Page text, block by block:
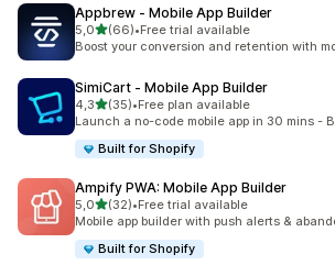
Appbrew ‑ Mobile App Builder
5,0av 5 stjerner
(66)
Totalt 66 omtaler
•Free trial available
Boost your conversion and retention with
SimiCart ‑ Mobile App Builder
4,3av 5 stjerner
(35)
Totalt 35 omtaler
•Free plan available
Launch a no-code mobile app in 30 mins -
Built for Shopify
Ampify PWA: Mobile App Builder
5,0av 5 stjerner
(32)
Totalt 32 omtaler
•Free trial available
Mobile app builder with push alerts &
Built for Shopify